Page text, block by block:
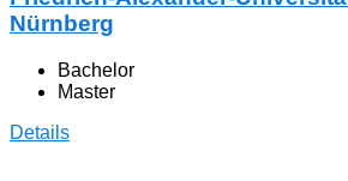
Nürnberg
Bachelor
Master
Details